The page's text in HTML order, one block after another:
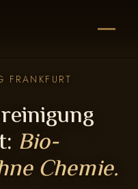
FRANKFURT
Bio-
Chemie.